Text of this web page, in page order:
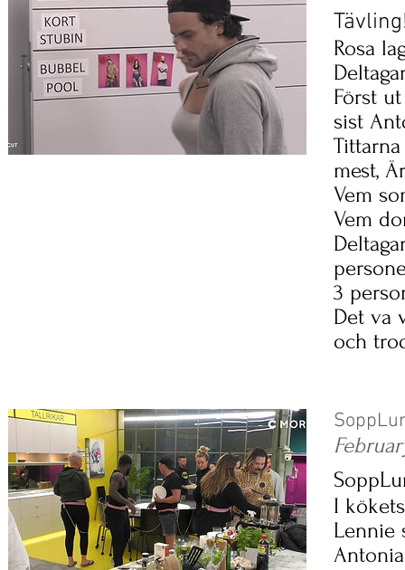
Rosa
Först
sist
mest,
Vem
Vem
3
Det va
och
I
Lennie